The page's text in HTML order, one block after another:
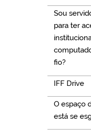
Sou
para ter
fio?
IFF Drive
O espaço
está se